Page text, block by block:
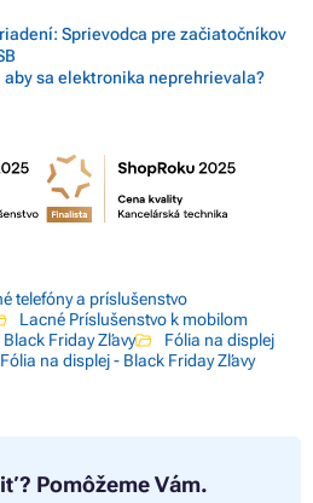
Sprievodca pre začiatočníkov
sa elektronika neprehrievala?
telefóny a príslušenstvo
Lacné Príslušenstvo k mobilom
Friday Zľavy
Fólia na displej
Fólia na displej - Black Friday Zľavy
Pomôžeme Vám.